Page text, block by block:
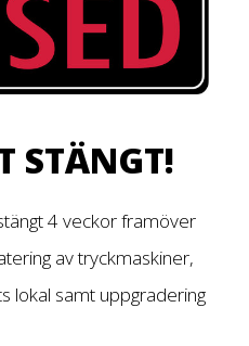
STÄNGT!
4 veckor framöver
av tryckmaskiner,
lokal samt uppgradering